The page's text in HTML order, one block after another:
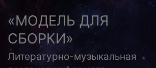
Перейти
содержимому
«МОДЕЛЬ ДЛЯ
СБОРКИ»
Литературно-музыкальная